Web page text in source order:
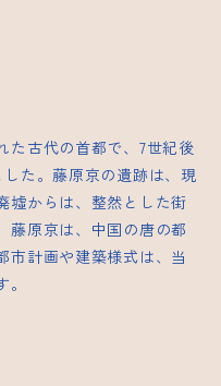
た古代の首都で、7世紀後
た。藤原京の遺跡は、現
墟からは、整然とした街
藤原京は、中国の唐の都
市計画や建築様式は、当